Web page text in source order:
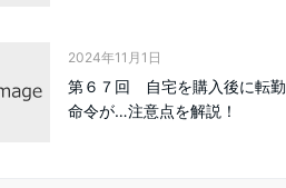
2024年11月1日
第６７回 自宅を購入後に転勤
命令が…注意点を解説！